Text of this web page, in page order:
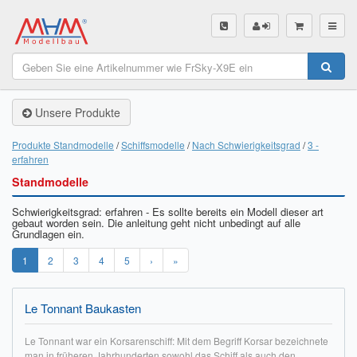
SHOP
Unsere Produkte
BL-Motor Finder
Schiffsschrauben Finder
Räder Finder
Luftschrauben Finder
Sendungsverfolgung DHL
Unsere Produkte
Produkte Standmodelle Schiffsmodelle Nach Schwierigkeitsgrad 3 -
erfahren
Standmodelle
Schwierigkeitsgrad: erfahren - Es sollte bereits ein Modell dieser art
gebaut worden sein. Die anleitung geht nicht unbedingt auf alle
Grundlagen ein.
1 2 3 4 5 › »
Le Tonnant Baukasten
Le Tonnant war ein Korsarenschiff: Mit dem Begriff Korsar bezeichnete